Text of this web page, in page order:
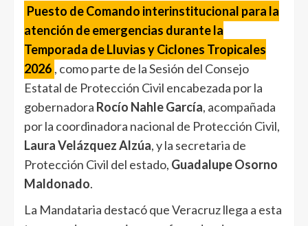
Puesto de Comando interinstitucional para la
atención de emergencias durante la
Temporada de Lluvias y Ciclones Tropicales
2026 , como parte de la Sesión del Consejo
Estatal de Protección Civil encabezada por la
gobernadora Rocío Nahle García, acompañada
por la coordinadora nacional de Protección Civil,
Laura Velázquez Alzúa, y la secretaria de
Protección Civil del estado, Guadalupe Osorno
Maldonado.
La Mandataria destacó que Veracruz llega a esta